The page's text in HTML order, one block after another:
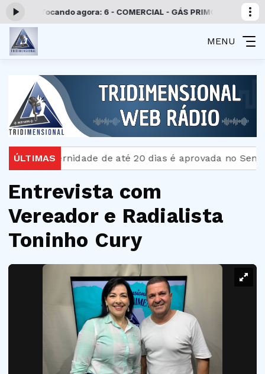
- Tocando agora: 6 - COMERCIAL - GÁS PRIMOSProgramação
MENU
ÚLTIMAS
paternidade de até 20 dias é aprovada no Senado
Entrevista com
Vereador e Radialista
Toninho Cury